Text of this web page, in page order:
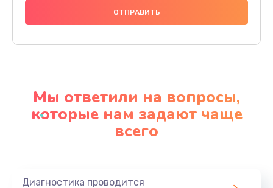
1000 руб.
Заказать
Профилактическая чистка
Мы ответили на вопросы,
которые нам задают чаще
всего
Диагностика проводится